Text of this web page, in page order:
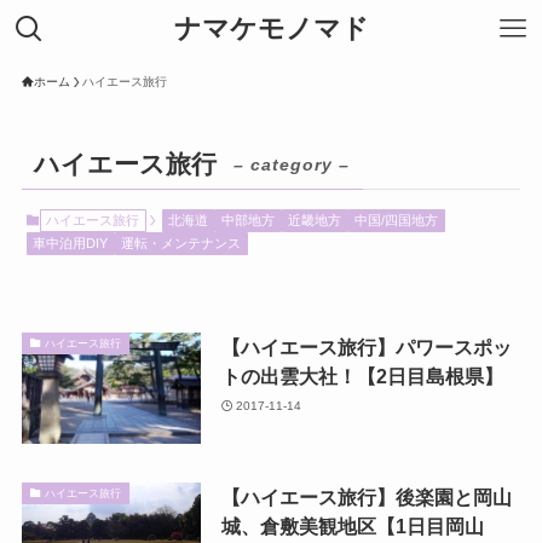
ナマケモノマド
ホーム ハイエース旅行
ハイエース旅行 – category –
ハイエース旅行 北海道 中部地方 近畿地方
中国/四国地方
車中泊用DIY
運転・メンテナンス
ハイエース旅行
【ハイエース旅行】パワースポッ
トの出雲大社！【2日目島根県】
2017-11-14
ハイエース旅行
【ハイエース旅行】後楽園と岡山
城、倉敷美観地区【1日目岡山